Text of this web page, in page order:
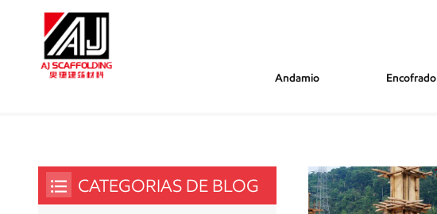
Andamio Encofrado
CATEGORIAS DE BLOG